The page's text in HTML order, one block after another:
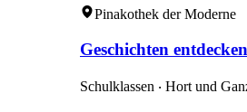
Pinakothek der Moderne
Geschichten
Schulklassen ‧ Hort und